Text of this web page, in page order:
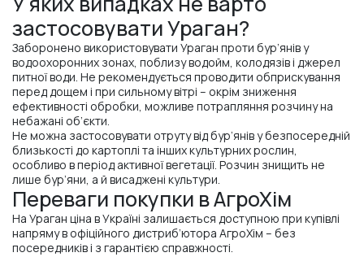
застосовувати Ураган?
Заборонено використовувати Ураган проти бур’янів у
водоохоронних зонах, поблизу водойм, колодязів і джерел
питної води. Не рекомендується проводити обприскування
перед дощем і при сильному вітрі – окрім зниження
ефективності обробки, можливе потрапляння розчину на
небажані об’єкти.
Не можна застосовувати отруту від бур’янів у безпосередній
близькості до картоплі та інших культурних рослин,
особливо в період активної вегетації. Розчин знищить не
лише бур’яни, а й висаджені культури.
Переваги покупки в АгроХім
На Ураган ціна в Україні залишається доступною при купівлі
напряму в офіційного дистриб’ютора АгроХім – без
посередників і з гарантією справжності.